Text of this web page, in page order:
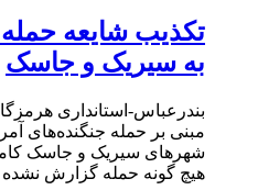
تکذیب شایعه حمله
به سیریک و جاسک
بندرعباس-استانداری
مبنی بر حمله جنگنده‌های
شهرهای سیریک و جاسک
هیچ گونه حمله گزارش